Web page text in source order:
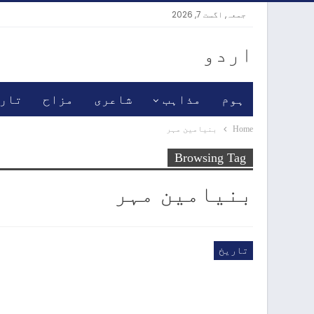
جمعہ, اگست 7, 2026
اردو
ہوم مذاہب شاعری مزاح
Home بنیامین مہر
Browsing Tag
بنیامین مہر
تاریخ